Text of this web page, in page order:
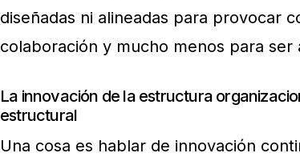
diseñadas ni alineadas para provocar
colaboración y mucho menos para
La innovación de la estructura
estructural
Una cosa es hablar de innovación